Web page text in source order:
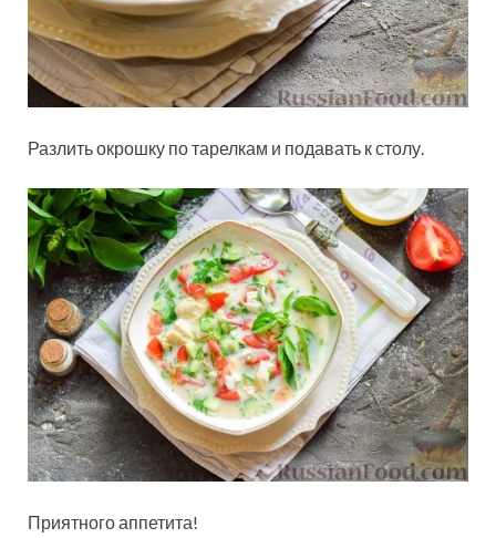
Разлить окрошку по тарелкам и подавать к столу.
Приятного аппетита!